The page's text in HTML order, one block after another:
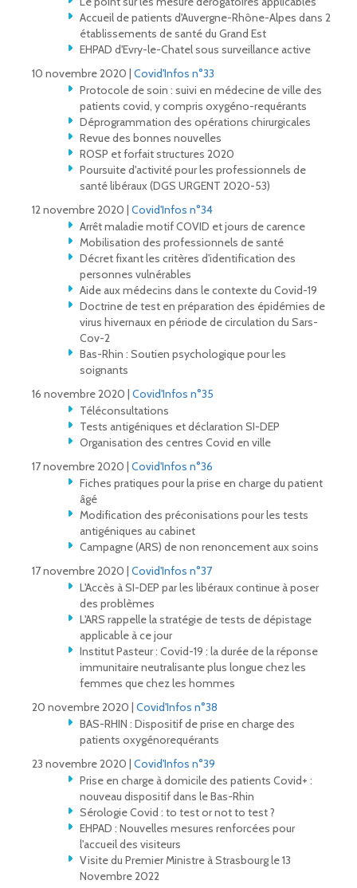
Accueil de patients d'Auvergne-Rhône-Alpes dans 2
établissements de santé du Grand Est
EHPAD d'Evry-le-Chatel sous surveillance active
10 novembre 2020 | Covid'Infos n°33
Protocole de soin : suivi en médecine de ville des
patients covid, y compris oxygéno-requérants
Déprogrammation des opérations chirurgicales
Revue des bonnes nouvelles
ROSP et forfait structures 2020
Poursuite d'activité pour les professionnels de
santé libéraux (DGS URGENT 2020-53)
12 novembre 2020 | Covid'Infos n°34
Arrêt maladie motif COVID et jours de carence
Mobilisation des professionnels de santé
Décret fixant les critères d'identification des
personnes vulnérables
Aide aux médecins dans le contexte du Covid-19
Doctrine de test en préparation des épidémies de
virus hivernaux en période de circulation du Sars-
Cov-2
Bas-Rhin : Soutien psychologique pour les
soignants
16 novembre 2020 | Covid'Infos n°35
Téléconsultations
Tests antigéniques et déclaration SI-DEP
Organisation des centres Covid en ville
17 novembre 2020 | Covid'Infos n°36
Fiches pratiques pour la prise en charge du patient
âgé
Modification des préconisations pour les tests
antigéniques au cabinet
Campagne (ARS) de non renoncement aux soins
17 novembre 2020 | Covid'Infos n°37
L'Accès à SI-DEP par les libéraux continue à poser
des problèmes
L'ARS rappelle la stratégie de tests de dépistage
applicable à ce jour
Institut Pasteur : Covid-19 : la durée de la réponse
immunitaire neutralisante plus longue chez les
femmes que chez les hommes
20 novembre 2020 | Covid'Infos n°38
BAS-RHIN : Dispositif de prise en charge des
patients oxygénorequérants
23 novembre 2020 | Covid'Infos n°39
Prise en charge à domicile des patients Covid+ :
nouveau dispositif dans le Bas-Rhin
Sérologie Covid : to test or not to test ?
EHPAD : Nouvelles mesures renforcées pour
l'accueil des visiteurs
Visite du Premier Ministre à Strasbourg le 13
Novembre 2022